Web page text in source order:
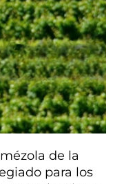
de la
para los